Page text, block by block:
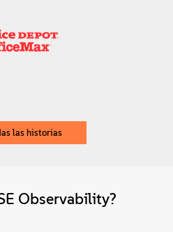
las historias
Observability?